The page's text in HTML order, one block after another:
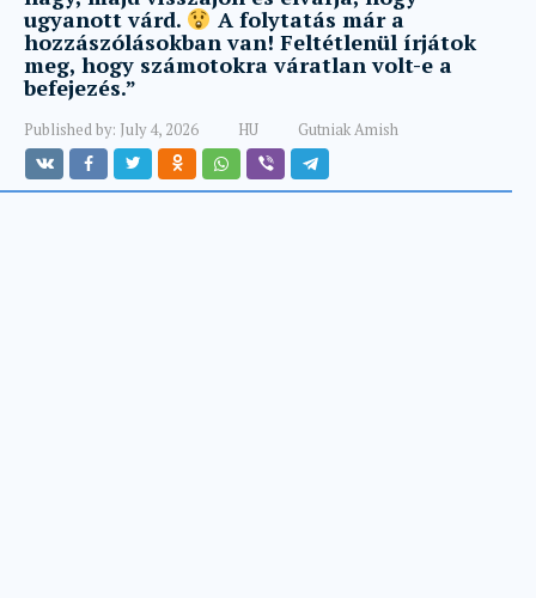
ugyanott várd.
A folytatás már a
hozzászólásokban van! Feltétlenül írjátok
meg, hogy számotokra váratlan volt-e a
befejezés.”
Published by: July 4, 2026 HU Gutniak Amish